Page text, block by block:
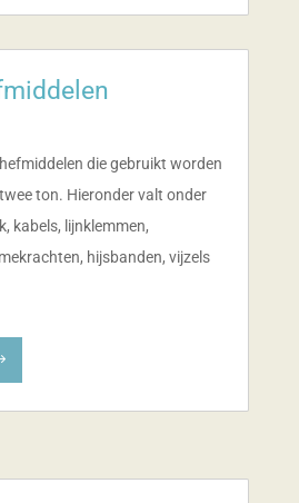
die gebruikt worden
ton. Hieronder valt onder
kabels, lijnklemmen,
hijsbanden, vijzels